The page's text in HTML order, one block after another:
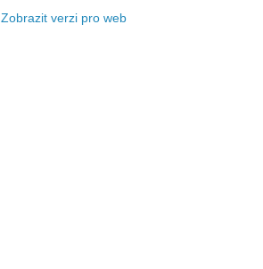
Zobrazit verzi pro web